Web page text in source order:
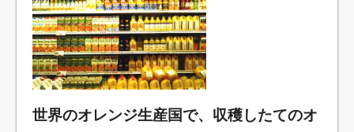
世界のオレンジ生産国で、収穫したてのオ